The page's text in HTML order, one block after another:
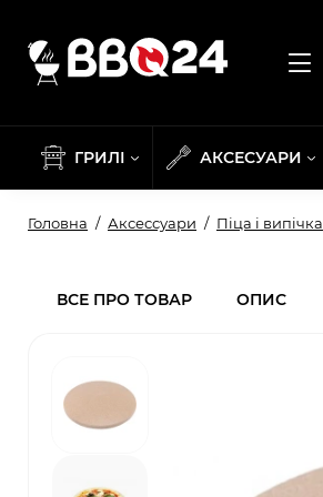
ГРИЛІ АКСЕСУАРИ
Головна Аксессуари Піца і випічка
ВСЕ ПРО ТОВАР ОПИС